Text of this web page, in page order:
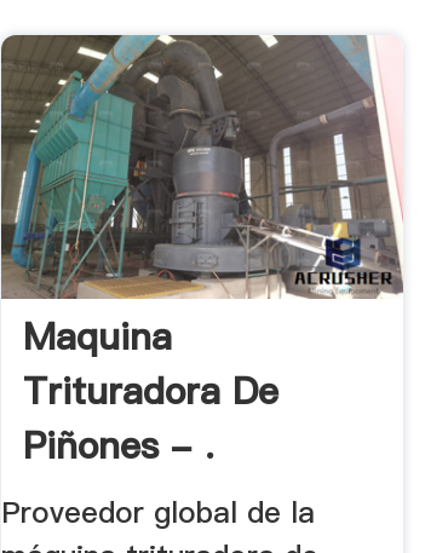
Maquina
Trituradora De
Piñones - .
Proveedor global de la